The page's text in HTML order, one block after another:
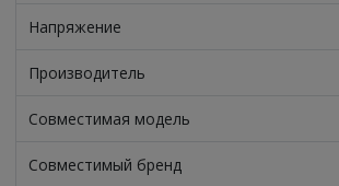
Напряжение
Производитель
Совместимая модель
Совместимый бренд